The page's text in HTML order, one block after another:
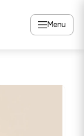
Menu